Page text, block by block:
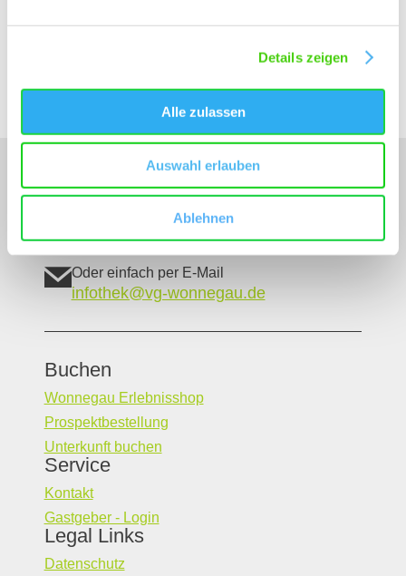
Details zeigen
Alle zulassen
Auswahl erlauben
Ablehnen
Unser Servicekontakt:
Sie benötigen weitere Informationen? Wir helfen
(0049) 6242 5030109
Oder einfach per E-Mail
infothek@vg-wonnegau.de
Buchen
Wonnegau Erlebnisshop
Prospektbestellung
Unterkunft buchen
Service
Kontakt
Gastgeber - Login
Legal Links
Datenschutz